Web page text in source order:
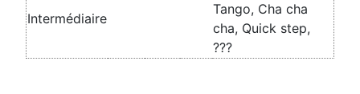
Intermédiaire
Tango, Cha cha
cha, Quick step,
???